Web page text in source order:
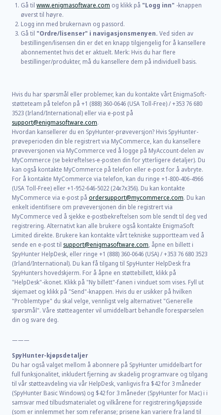
Gå til www.enigmasoftware.com og klikk på "Logg inn" -knappen
øverst til høyre.
Logg inn med brukernavn og passord.
Gå til "Ordre/lisenser" i navigasjonsmenyen. Ved siden av
bestillingen/lisensen din er det en knapp tilgjengelig for å kansellere
abonnementet hvis det er aktuelt. Merk: Hvis du har flere
bestillinger/produkter, må du kansellere dem på individuell basis.
Hvis du har spørsmål eller problemer, kan du kontakte vårt EnigmaSoft-
støtteteam på telefon på +1 (888) 360-0646 (USA Toll-Free) / +353 76 680
3523 (Irland/International) eller via e-post på
support@enigmasoftware.com.
Hvordan kansellerer du en SpyHunter-prøveversjon? Hvis SpyHunter-
prøveperioden din ble registrert via MyCommerce, kan du kansellere
prøveversjonen via MyCommerce ved å logge på MyAccount-delen av
MyCommerce (se bekreftelses-e-posten din for ytterligere detaljer). Du
kan også kontakte MyCommerce på telefon eller e-post for å avbryte.
For å kontakte MyCommerce via telefon, kan du ringe +1-800-406-4966
(USA Toll-Free) eller +1-952-646-5022 (24x7x356). Du kan kontakte
MyCommerce via e-post på ordersupport@mycommerce.com. Du kan
enkelt identifisere om prøveversjonen din ble registrert via
MyCommerce ved å sjekke e-postbekreftelsen som ble sendt til deg ved
registrering. Alternativt kan alle brukere også kontakte EnigmaSoft
Limited direkte. Brukere kan kontakte vårt tekniske supportteam ved å
sende en e-post til support@enigmasoftware.com, åpne en billett i
SpyHunter HelpDesk, eller ringe +1 (888) 360-0646 (USA) / +353 76 680 3523
(Irland/International). Du kan få tilgang til SpyHunter HelpDesk fra
SpyHunters hovedskjerm. For å åpne en støttebillett, klikk på
"HelpDesk"-ikonet. Klikk på "Ny billett"-fanen i vinduet som vises. Fyll ut
skjemaet og klikk på "Send"-knappen. Hvis du er usikker på hvilken
"Problemtype" du skal velge, vennligst velg alternativet "Generelle
spørsmål". Våre støtteagenter vil umiddelbart behandle forespørselen
din og svare deg.
———
SpyHunter-kjøpsdetaljer
Du har også valget mellom å abonnere på SpyHunter umiddelbart for
full funksjonalitet, inkludert fjerning av skadelig programvare og tilgang
til vår støtteavdeling via vår HelpDesk, vanligvis fra $42for 3 måneder
(SpyHunter Basic Windows) og $42for 3 måneder (SpyHunter for Mac) i i
samsvar med tilbudsmaterialet og vilkårene for registrering/kjøpsside
(som er innlemmet her som referanse; prisene kan variere fra land til